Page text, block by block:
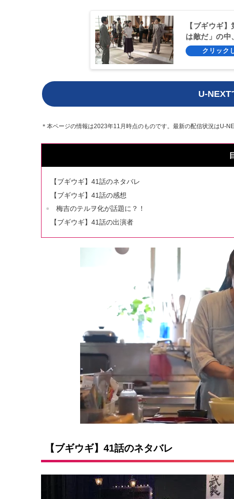
【ブギウギ
は敵だ」の中
U-NEXT
＊本ページの情報は2023年11月時点のものです。最新の配信状況はU-
【ブギウギ】41話のネタバレ
【ブギウギ】41話の感想
梅吉のテルヲ化が話題に？！
【ブギウギ】41話の出演者
【ブギウギ】41話のネタバレ